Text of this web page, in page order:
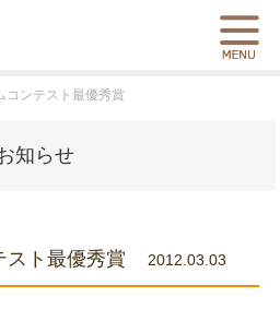
コンテスト最優秀賞
知らせ
スト最優秀賞 2012.03.03